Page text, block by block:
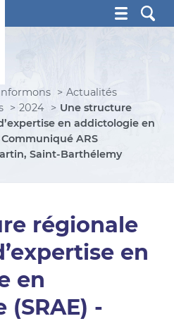
Saint-Martin, Saint
Actualités
2024
Une structure
en addictologie en
ARS
Saint-Barthélemy
régionale
en
en
(SRAE) -